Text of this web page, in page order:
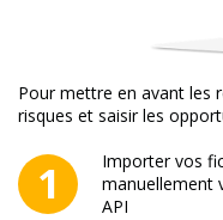
Pour mettre en avant les
risques et saisir les
Importer vos
manuellement
API